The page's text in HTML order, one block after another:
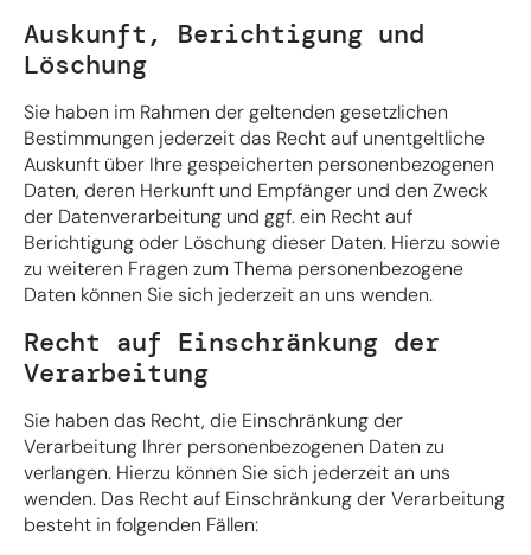
Auskunft, Berichtigung und
Löschung
Sie haben im Rahmen der geltenden gesetzlichen
Bestimmungen jederzeit das Recht auf unentgeltliche
Auskunft über Ihre gespeicherten personenbezogenen
Daten, deren Herkunft und Empfänger und den Zweck
der Datenverarbeitung und ggf. ein Recht auf
Berichtigung oder Löschung dieser Daten. Hierzu sowie
zu weiteren Fragen zum Thema personenbezogene
Daten können Sie sich jederzeit an uns wenden.
Recht auf Einschränkung der
Verarbeitung
Sie haben das Recht, die Einschränkung der
Verarbeitung Ihrer personenbezogenen Daten zu
verlangen. Hierzu können Sie sich jederzeit an uns
wenden. Das Recht auf Einschränkung der Verarbeitung
besteht in folgenden Fällen: